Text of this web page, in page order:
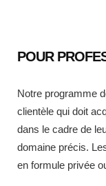
POUR
Notre programme
clientèle qui doit
dans le cadre de
domaine précis.
en formule privée